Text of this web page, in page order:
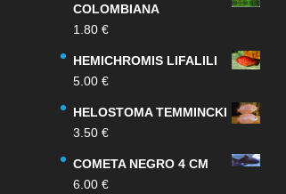
COLOMBIANA
1.80 €
HEMICHROMIS LIFALILI
5.00 €
HELOSTOMA TEMMINCKI
3.50 €
COMETA NEGRO 4 CM
6.00 €